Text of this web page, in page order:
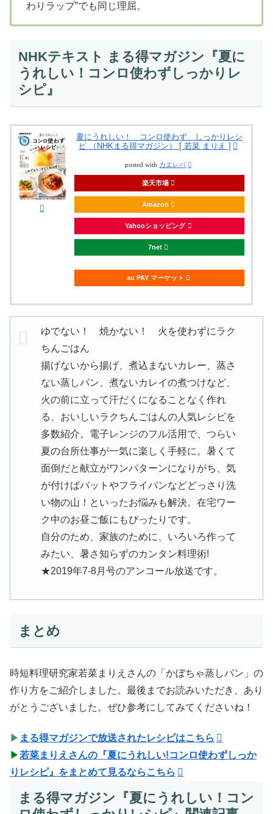
わりラップ”でも同じ理屈。
NHKテキスト まる得マガジン『夏に
うれしい！コンロ使わずしっかりレ
シピ』
夏にうれしい！ コンロ使わず しっかりレシ
ピ （NHKまる得マガジン） [ 若菜 まりえ ]
posted with カエレバ
楽天市場
Amazon
Yahooショッピング
7net
au PAY マーケット
ゆでない！ 焼かない！ 火を使わずにラク
ちんごはん
揚げないから揚げ、煮込まないカレー、蒸さ
ない蒸しパン、煮ないカレイの煮つけなど、
火の前に立って汗だくになることなく作れ
る、おいしいラクちんごはんの人気レシピを
多数紹介。電子レンジのフル活用で、つらい
夏の台所仕事が一気に楽しく手軽に。暑くて
面倒だと献立がワンパターンになりがち、気
が付けばバットやフライパンなどどっさり洗
い物の山！といったお悩みも解決。在宅ワー
ク中のお昼ご飯にもぴったりです。
自分のため、家族のために、いろいろ作って
みたい、暑さ知らずのカンタン料理術!
★2019年7-8月号のアンコール放送です。
まとめ
時短料理研究家若菜まりえさんの「かぼちゃ蒸しパン」の
作り方をご紹介しました。最後までお読みいただき、あり
がとうございました。ぜひ参考にしてみてくださいね！
▶ まる得マガジンで放送されたレシピはこちら
▶若菜まりえさんの『夏にうれしい!コンロ使わずしっか
りレシピ』をまとめて見るならこちら
まる得マガジン『夏にうれしい！コン